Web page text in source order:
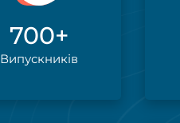
700+
Випускників